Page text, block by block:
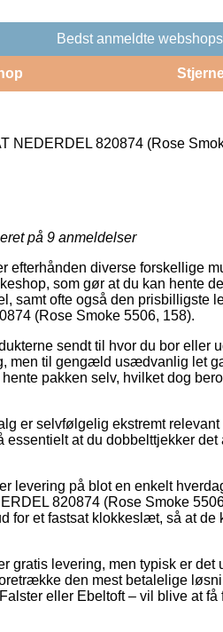
Bedst anmeldte webshops
NEDERDEL 820874 (Rose
på 9 anmeldelser
efterhånden diverse forskellige
som gør at du kan hente
samt ofte også den prisbilligste
(Rose Smoke 5506, 158).
sendt til hvor du bor eller
men til gengæld usædvanlig let
pakken selv, hvilket dog
er selvfølgelig ekstremt
essentielt at du dobbelttjekker
levering på blot en enkelt
820874 (Rose Smoke
for et fastsat klokkeslæt, så at de
gratis levering, men typisk er
den mest betalelige
eller Ebeltoft – vil blive at